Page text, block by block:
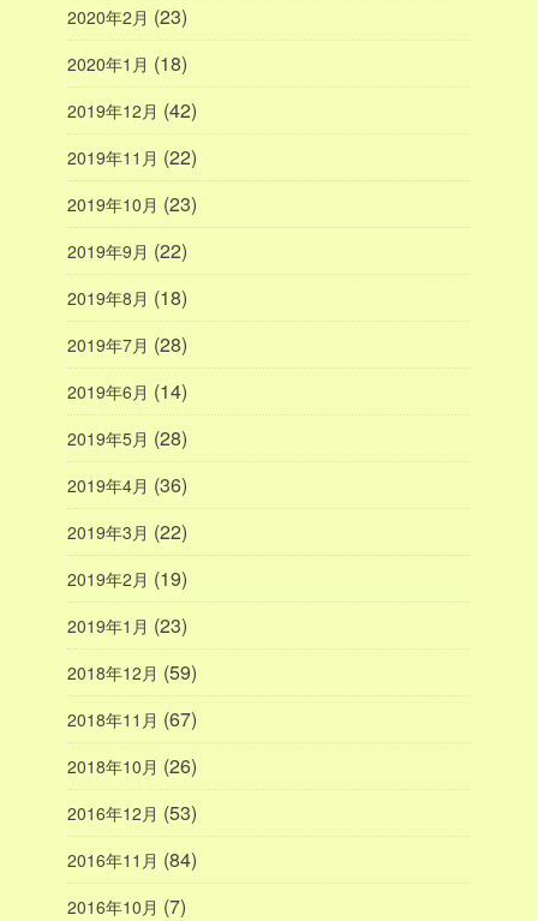
2020年2月 (23)
2020年1月 (18)
2019年12月 (42)
2019年11月 (22)
2019年10月 (23)
2019年9月 (22)
2019年8月 (18)
2019年7月 (28)
2019年6月 (14)
2019年5月 (28)
2019年4月 (36)
2019年3月 (22)
2019年2月 (19)
2019年1月 (23)
2018年12月 (59)
2018年11月 (67)
2018年10月 (26)
2016年12月 (53)
2016年11月 (84)
2016年10月 (7)